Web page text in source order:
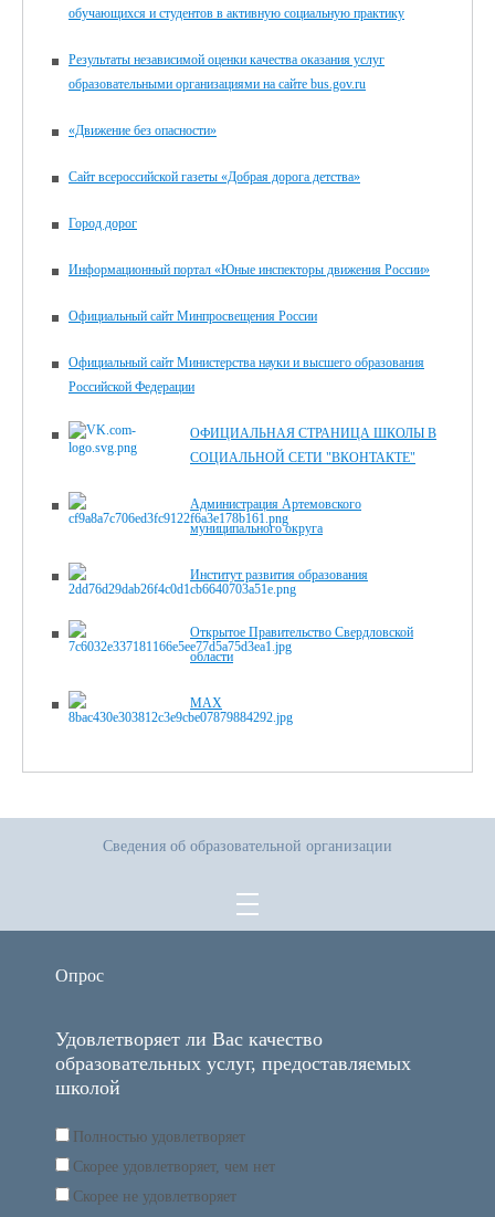
обучающихся и студентов в активную социальную практику
Результаты независимой оценки качества оказания услуг
образовательными организациями на сайте bus.gov.ru
«Движение без опасности»
Сайт всероссийской газеты «Добрая дорога детства»
Город дорог
Информационный портал «Юные инспекторы движения России»
Официальный сайт Минпросвещения России
Официальный сайт Министерства науки и высшего образования
Российской Федерации
ОФИЦИАЛЬНАЯ СТРАНИЦА ШКОЛЫ В
СОЦИАЛЬНОЙ СЕТИ "ВКОНТАКТЕ"
Администрация Артемовского
муниципального округа
Институт развития образования
Открытое Правительство Свердловской
области
MAX
Сведения об образовательной организации
Опрос
Удовлетворяет ли Вас качество
образовательных услуг, предоставляемых
школой
Полностью удовлетворяет
Скорее удовлетворяет, чем нет
Скорее не удовлетворяет